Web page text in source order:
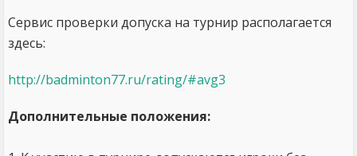
Сервис проверки допуска на турнир располагается
здесь:
http://badminton77.ru/rating/#avg3
Дополнительные положения: